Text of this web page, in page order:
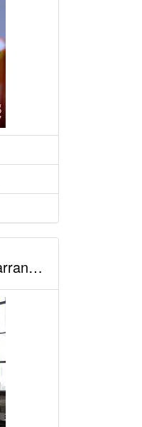
Gilbert Peyre. Les Mondes arrangés